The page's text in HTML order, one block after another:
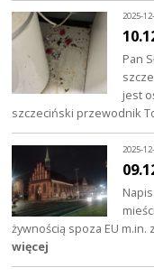
2025-
Pan
jest
szczeciński przewodnik
2025-
żywnością spoza EU m.in.
więcej